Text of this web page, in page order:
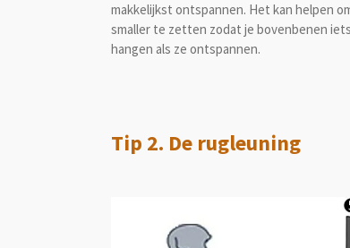
makkelijkst ontspannen. Het kan helpen
smaller te zetten zodat je bovenbenen
hangen als ze ontspannen.
Tip 2. De rugleuning